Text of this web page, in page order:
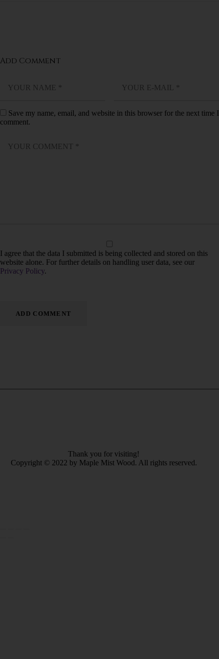
Add Comment
Save my name, email, and website in this browser for the next time I
comment.
I agree that the data I submitted is being collected and stored on this
website alone. For further details on handling user data, see our
Privacy Policy.
Thank you for visiting!
Copyright © 2022 by Maple Mist Wood. All rights reserved.